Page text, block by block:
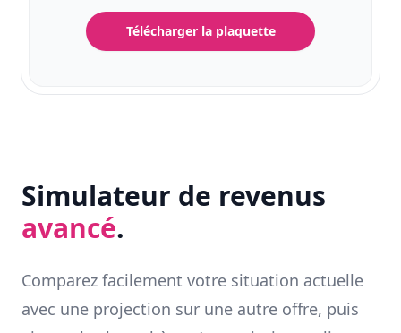
Télécharger la plaquette
Simulateur de revenus
avancé.
Comparez facilement votre situation actuelle
avec une projection sur une autre offre, puis